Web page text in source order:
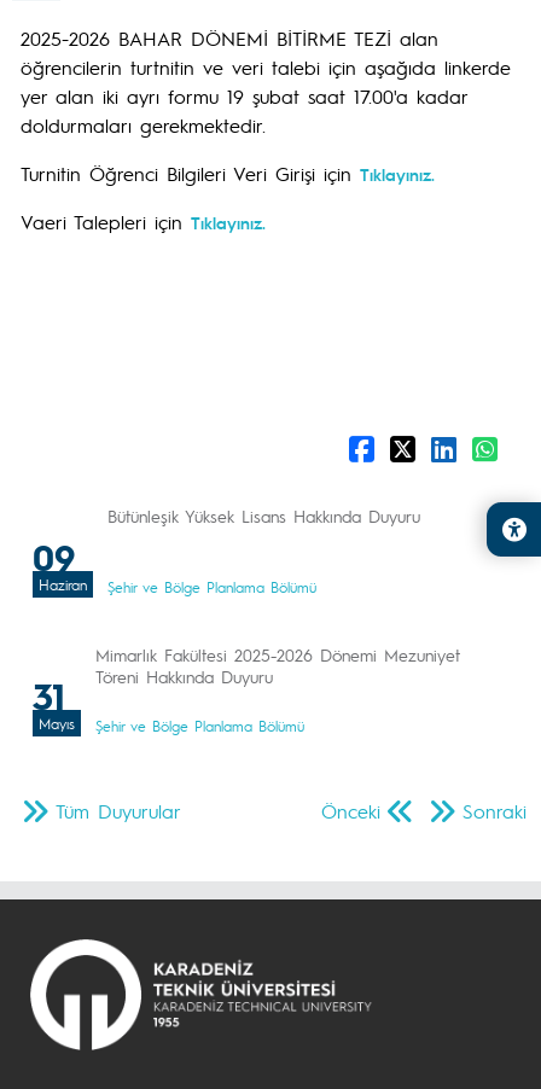
2025-2026 BAHAR DÖNEMİ BİTİRME TEZİ alan
öğrencilerin turtnitin ve veri talebi için aşağıda linkerde
yer alan iki ayrı formu 19 şubat saat 17.00'a kadar
doldurmaları gerekmektedir.
Turnitin Öğrenci Bilgileri Veri Girişi için Tıklayınız.
Vaeri Talepleri için Tıklayınız.
09
Haziran
Bütünleşik Yüksek Lisans Hakkında Duyuru
Şehir ve Bölge Planlama Bölümü
31
Mayıs
Mimarlık Fakültesi 2025-2026 Dönemi Mezuniyet
Töreni Hakkında Duyuru
Şehir ve Bölge Planlama Bölümü
Önceki Sonraki
Tüm Duyurular